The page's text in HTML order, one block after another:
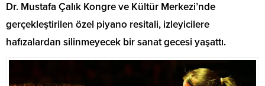
Dr. Mustafa Çalık Kongre ve Kültür Merkezi’nde
gerçekleştirilen özel piyano resitali, izleyicilere
hafızalardan silinmeyecek bir sanat gecesi yaşattı.